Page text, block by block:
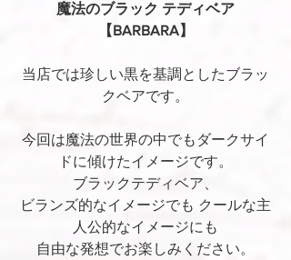
魔法のブラック テディベア
【BARBARA】
当店では珍しい黒を基調としたブラッ
クベアです。
今回は魔法の世界の中でもダークサイ
ドに傾けたイメージです。
ブラックテディベア、
ビランズ的なイメージでも クールな主
人公的なイメージにも
自由な発想でお楽しみください。